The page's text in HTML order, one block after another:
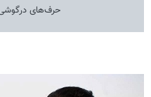
حرف‌های درگوشی